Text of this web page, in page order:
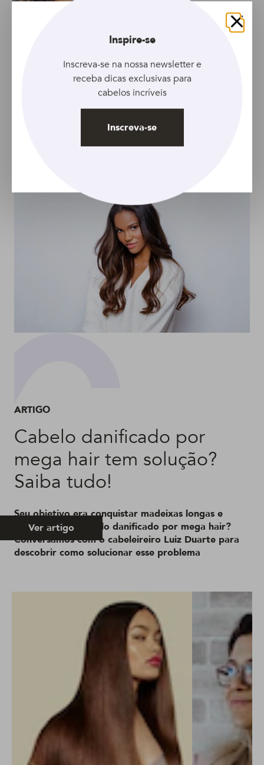
Aprenda como repor
as proteínas do cabelo
ARTIGO
Cabelo danificado por
mega hair tem solução?
Saiba tudo!
Seu objetivo era conquistar madeixas longas e
acabou com o cabelo danificado por mega hair?
Conversamos com o cabeleireiro Luiz Duarte para
descobrir como solucionar esse problema
Ver artigo
Fechar
Inspire-se
Inscreva-se na nossa newsletter e
receba dicas exclusivas para
cabelos incríveis
Inscreva-se